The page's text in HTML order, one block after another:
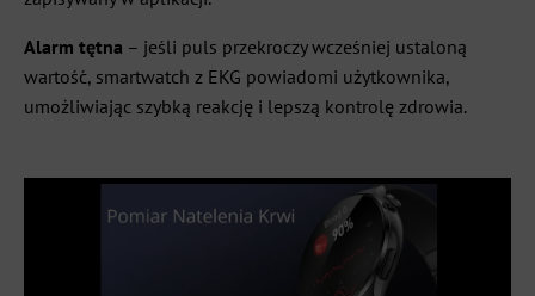
Alarm tętna – jeśli puls przekroczy wcześniej ustaloną
wartość, smartwatch z EKG powiadomi użytkownika,
umożliwiając szybką reakcję i lepszą kontrolę zdrowia.